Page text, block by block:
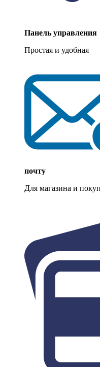
Панель управления
Простая и удобная
почту
Для магазина и